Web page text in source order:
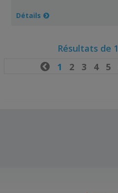
Détails
Résultats de
1 2 3 4 5